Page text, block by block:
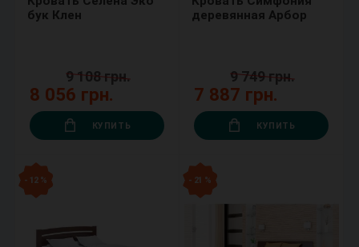
бук Клен
8 056 грн.
9 108 грн.
КУПИТЬ
деревянная Арбор
7 887 грн.
9 749 грн.
КУПИТЬ
- 12 % - 21 %